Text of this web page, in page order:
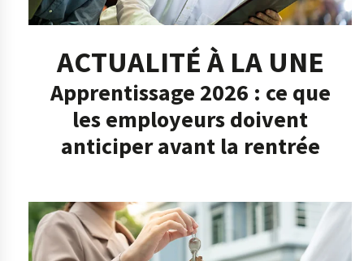
ACTUALITÉ À LA UNE
Apprentissage 2026 : ce que
les employeurs doivent
anticiper avant la rentrée